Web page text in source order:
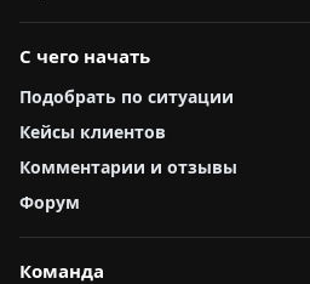
С чего начать
Подобрать по ситуации
Кейсы клиентов
Комментарии и отзывы
Форум
Команда